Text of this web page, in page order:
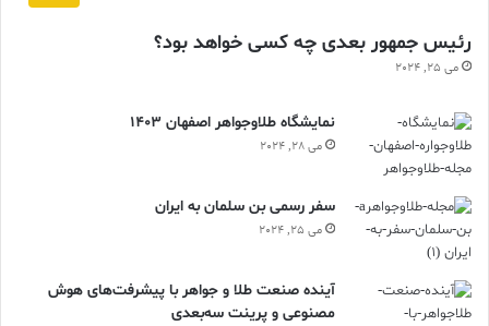
رئیس جمهور بعدی چه کسی خواهد بود؟
می 25, 2024
نمایشگاه طلاوجواهر اصفهان 1403
می 28, 2024
سفر رسمی بن سلمان به ایران
می 25, 2024
آینده صنعت طلا و جواهر با پیشرفت‌های هوش
مصنوعی و پرینت سه‌بعدی